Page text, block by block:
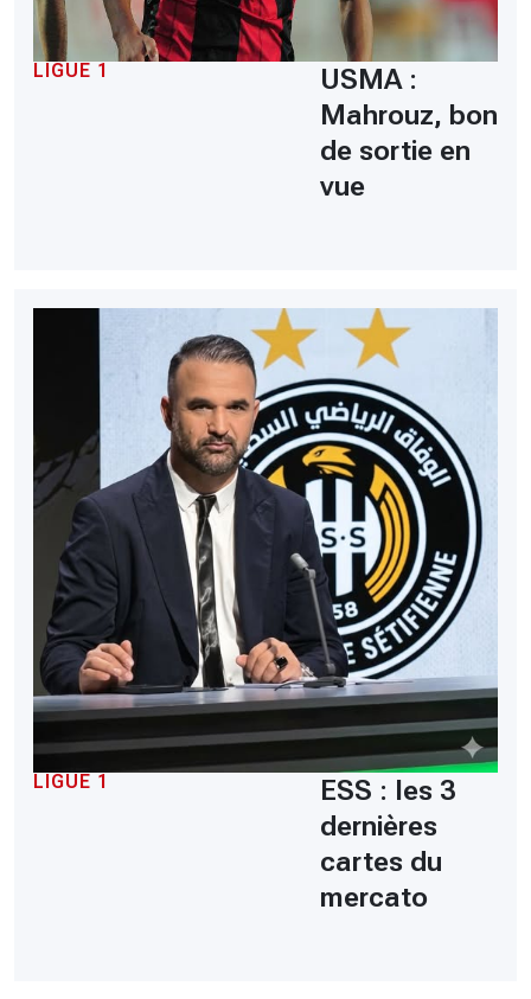
LIGUE 1
USMA :
Mahrouz, bon
de sortie en
vue
LIGUE 1
ESS : les 3
dernières
cartes du
mercato